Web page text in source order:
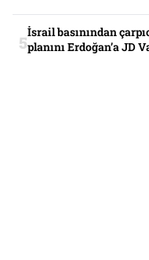
İsrail basınından
planını Erdoğan’a JD